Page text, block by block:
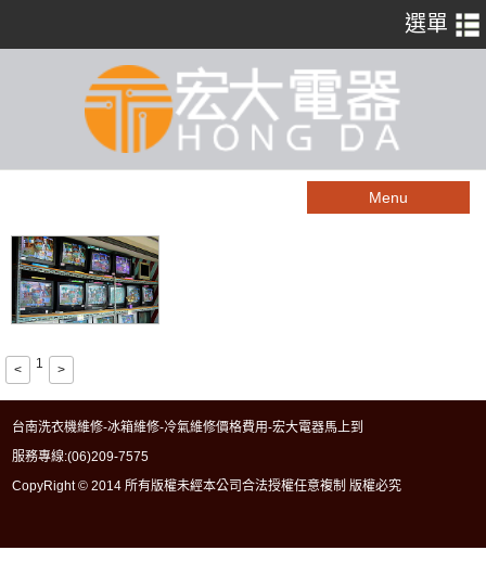
Menu
< 1 >
台南洗衣機維修-冰箱維修-冷氣維修價格費用-宏大電器馬上到
服務專線:(06)209-7575
CopyRight © 2014 所有版權未經本公司合法授權任意複制 版權必究